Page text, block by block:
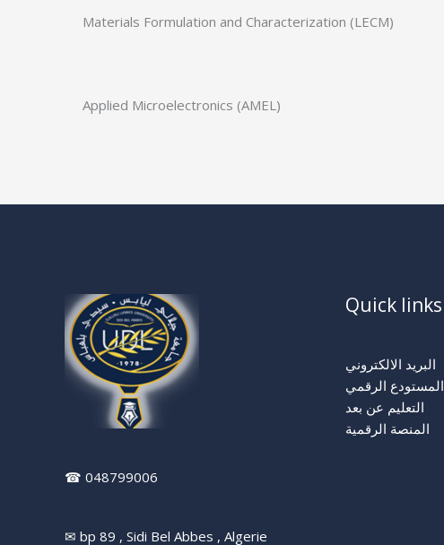
Materials Formulation and Characterization (LECM)
Applied Microelectronics (AMEL)
☎ 048799006
✉ bp 89 , Sidi Bel Abbes , Algerie
Quick links
البريد الالكتروني
المستودع الرقمي
التعليم عن بعد
المنصة الرقمية